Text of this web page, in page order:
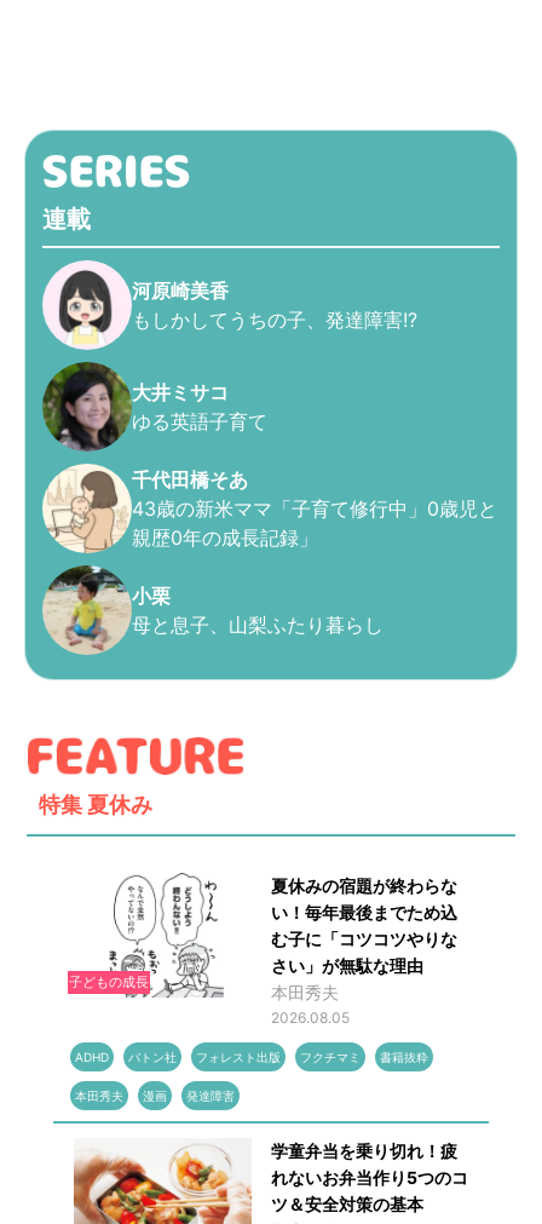
連載
河原崎美香
もしかしてうちの子、発達障害!?
大井ミサコ
ゆる英語子育て
千代田橋そあ
43歳の新米ママ「子育て修行中」0歳児と
親歴0年の成長記録」
小栗
母と息子、山梨ふたり暮らし
特集 夏休み
子どもの成長
夏休みの宿題が終わらな
い！毎年最後までため込
む子に「コツコツやりな
さい」が無駄な理由
本田秀夫
2026.08.05
ADHD バトン社 フォレスト出版 フクチマミ 書籍抜粋
本田秀夫 漫画 発達障害
学童弁当を乗り切れ！疲
れないお弁当作り5つのコ
ツ＆安全対策の基本